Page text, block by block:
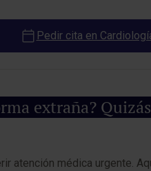
extraña?
atención médica urgente.
Pedir cita en